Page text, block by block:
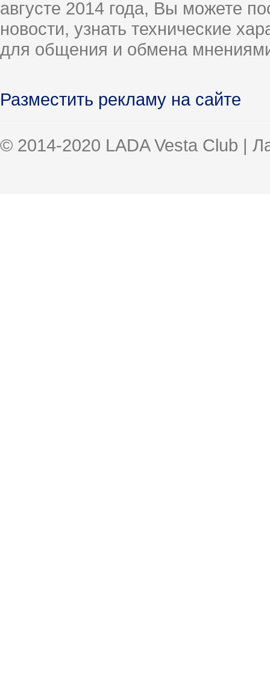
августе 2014 года, Вы можете
новости, узнать технические
для общения и обмена
Разместить рекламу на сайте
© 2014-2020 LADA Vesta Club |